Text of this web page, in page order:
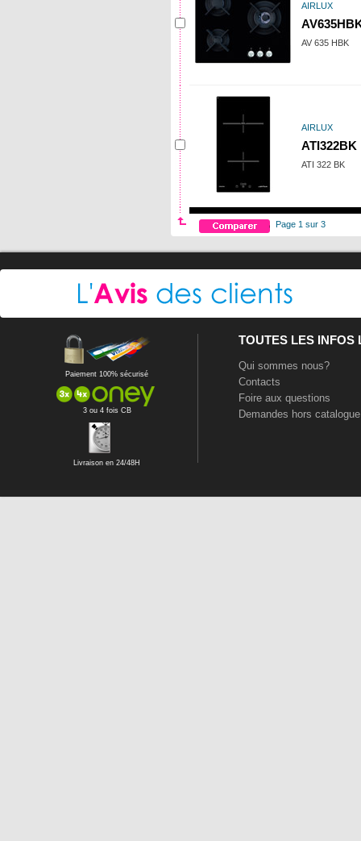
AIRLUX
AV 635 HBK
AIRLUX
ATI322BK
ATI 322 BK
Page 1 sur 3
Paiement 100% sécurisé
3 ou 4 fois CB
Livraison en 24/48H
TOUTES LES INFOS
Qui sommes nous?
Contacts
Foire aux questions
Demandes hors catalogue